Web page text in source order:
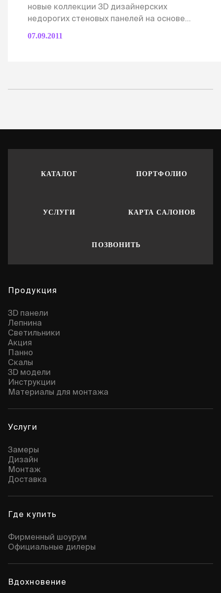
новые коллекции 3D дизайнерских
недорогих стеновых панелей на основе
07.09.2011
КАТАЛОГ ПОРТФОЛИО
УСЛУГИ КАРТА САЛОНОВ
ПОЗВОНИТЬ
Продукция
3D панели
Лепнина
Cветильники
Акция
Панно
Скалы
3D модели
Инструкции
Материалы для монтажа
Услуги
Замеры
Дизайн
Монтаж
Доставка
Где купить
Фирменный шоурум
Официальные дилеры
Вдохновение